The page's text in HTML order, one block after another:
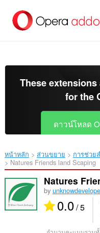
These
for the
ดาวน์โหลด
หน้าหลัก ส่วนขยาย
การช่วย
Natures Friends land Scaping‎
Natures
by
0.0/ 5